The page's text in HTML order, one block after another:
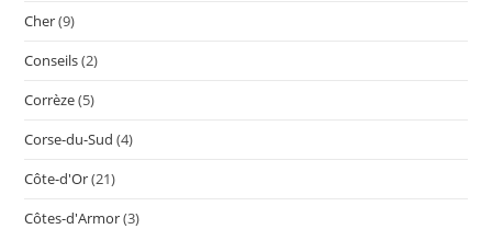
Cher(9)
Conseils(2)
Corrèze(5)
Corse-du-Sud (4)
Côte-d'Or(21)
Côtes-d'Armor(3)